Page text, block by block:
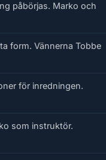
påbörjas. Marko och
form. Vännerna Tobbe
för inredningen.
som instruktör.